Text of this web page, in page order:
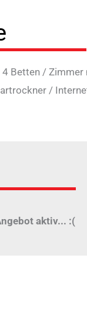
Betten / Zimmer
/
aktiv... :(